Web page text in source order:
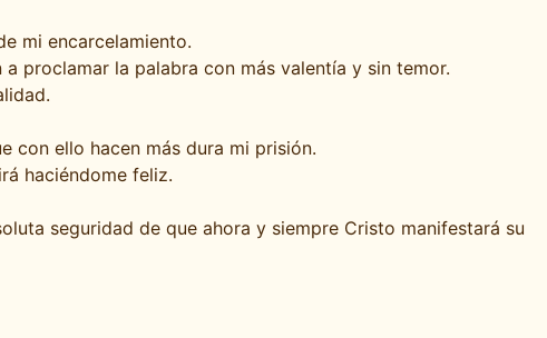
mi encarcelamiento.
proclamar la palabra con más valentía y sin temor.
con ello hacen más dura mi prisión.
haciéndome feliz.
seguridad de que ahora y siempre Cristo manifestará su